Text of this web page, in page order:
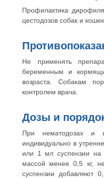
Профилактика
цестодозов собак и кошек.
Не применять
беременным и
возраста. Собакам
контролем врача.
Дозы и
При нематодозах и
индивидуально в
или 1 мл суспензии на
массой менее 0,5 кг,
суспензии добавляют